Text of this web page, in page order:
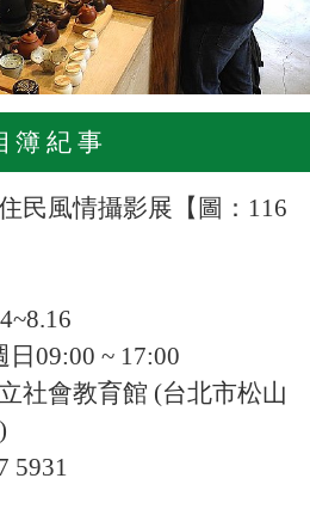
簿 紀 事
民風情攝影展【圖：116
09:00 ~ 17:00
社會教育館 (台北市松山
5931